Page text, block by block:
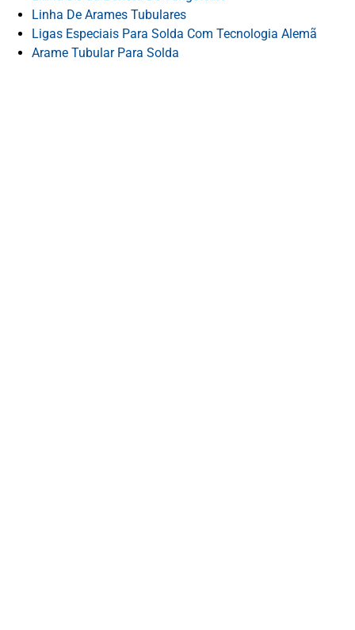
Linha De Arames Tubulares
Ligas Especiais Para Solda Com Tecnologia Alemã
Arame Tubular Para Solda